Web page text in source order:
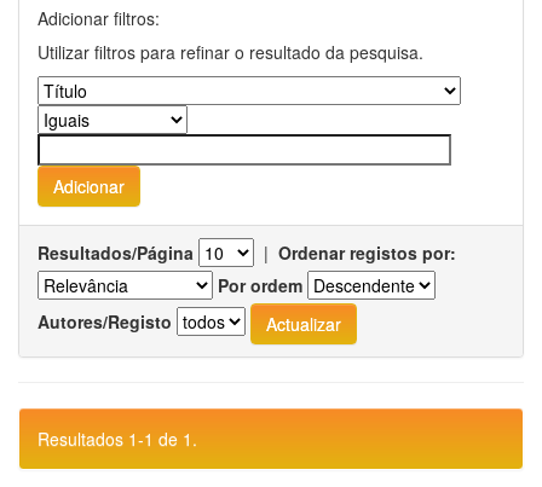
Adicionar filtros:
Utilizar filtros para refinar o resultado da pesquisa.
Resultados/Página | Ordenar registos por:
Por ordem
Autores/Registo
Resultados 1-1 de 1.